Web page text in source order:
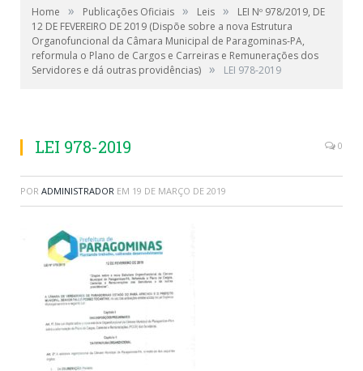
Home » Publicações Oficiais » Leis »
LEI Nº 978/2019, DE
12 DE FEVEREIRO DE 2019 (Dispõe sobre a nova Estrutura
Organofuncional da Câmara Municipal de Paragominas-PA,
reformula o Plano de Cargos e Carreiras e Remunerações dos
Servidores e dá outras providências) » LEI 978-2019
LEI 978-2019 0
POR ADMINISTRADOR EM 19 DE MARÇO DE 2019